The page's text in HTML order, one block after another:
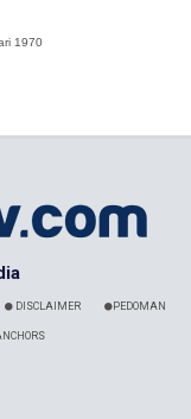
1970
DISCLAIMER PEDOMAN